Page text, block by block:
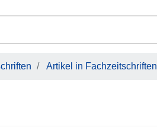
Artikel in Fachzeitschriften